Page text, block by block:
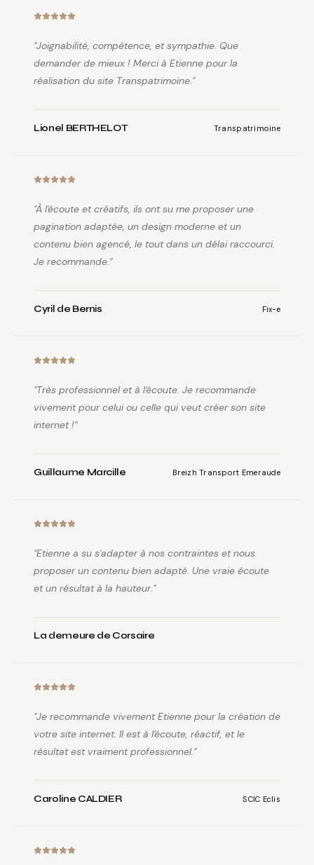
"Joignabilité, compétence, et sympathie. Que
demander de mieux ! Merci à Etienne pour la
réalisation du site Transpatrimoine."
Lionel BERTHELOT Transpatrimoine
"À l'écoute et créatifs, ils ont su me proposer une
pagination adaptée, un design moderne et un
contenu bien agencé, le tout dans un délai raccourci.
Je recommande."
Cyril de Bernis Fix-e
"Très professionnel et à l'écoute. Je recommande
vivement pour celui ou celle qui veut créer son site
internet !"
Guillaume Marcille Breizh Transport Emeraude
"Etienne a su s'adapter à nos contraintes et nous
proposer un contenu bien adapté. Une vraie écoute
et un résultat à la hauteur."
La demeure de Corsaire
"Je recommande vivement Etienne pour la création de
votre site internet. Il est à l'écoute, réactif, et le
résultat est vraiment professionnel."
Caroline CALDIER SCIC Eclis